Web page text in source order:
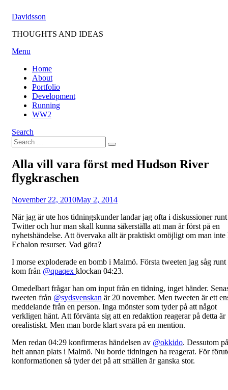
Davidsson
THOUGHTS AND IDEAS
Menu
Home
About
Portfolio
Development
Running
WW2
Search
Search
for:
Search
Alla vill vara först med Hudson River
flygkraschen
byFredrik
Posted
November 22, 2010May 2, 2014
När jag är ute hos tidningskunder landar jag ofta i diskussioner runt
Twitter och hur man skall kunna säkerställa att man är först på en
nyhetshändelse. Att övervaka allt är praktiskt omöjligt om man inte
Echalon resurser. Vad göra?
I morse exploderade en bomb i Malmö. Första tweeten jag såg runt
kom från @qpaqex klockan 04:23.
Omedelbart frågar han om input från en tidning, inget händer.
tweeten från @sydsvenskan är 20 november. Men tweeten är ett
meddelande från en person. Inga mönster som tyder på att något
verkligen hänt. Att förvänta sig att en redaktion reagerar på detta är
orealistiskt. Men man borde klart svara på en mention.
Men redan 04:29 konfirmeras händelsen av @okkido. Dessutom
helt annan plats i Malmö. Nu borde tidningen ha reagerat. För
konformationen så tyder det på att smällen är ganska stor.